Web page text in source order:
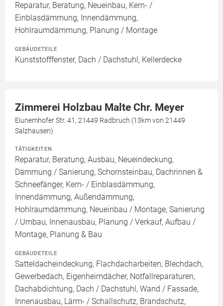
Reparatur, Beratung, Neueinbau, Kern- /
Einblasdämmung, Innendämmung,
Hohlraumdämmung, Planung / Montage
GEBÄUDETEILE
Kunststofffenster, Dach / Dachstuhl, Kellerdecke
Zimmerei Holzbau Malte Chr. Meyer
Eiunemhofer Str. 41, 21449 Radbruch (13km von 21449
Salzhausen)
TÄTIGKEITEN
Reparatur, Beratung, Ausbau, Neueindeckung,
Dämmung / Sanierung, Schornsteinbau, Dachrinnen &
Schneefänger, Kern- / Einblasdämmung,
Innendämmung, Außendämmung,
Hohlraumdämmung, Neueinbau / Montage, Sanierung
/ Umbau, Innenausbau, Planung / Verkauf, Aufbau /
Montage, Planung & Bau
GEBÄUDETEILE
Satteldacheindeckung, Flachdacharbeiten, Blechdach,
Gewerbedach, Eigenheimdächer, Notfallreparaturen,
Dachabdichtung, Dach / Dachstuhl, Wand / Fassade,
Innenausbau, Lärm- / Schallschutz, Brandschutz,